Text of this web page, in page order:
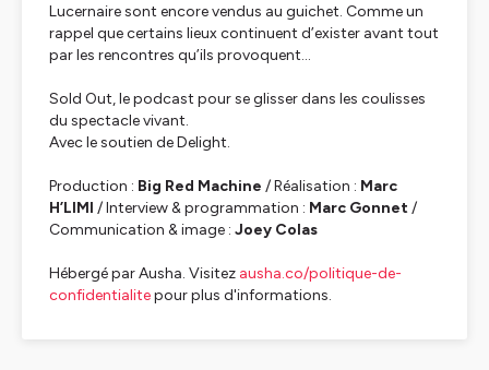
Lucernaire sont encore vendus au guichet. Comme un
rappel que certains lieux continuent d’exister avant tout
par les rencontres qu’ils provoquent...
Sold Out, le podcast pour se glisser dans les coulisses
du spectacle vivant.
Avec le soutien de Delight.
Production : Big Red Machine / Réalisation : Marc
H’LIMI / Interview & programmation : Marc Gonnet/
Communication & image : Joey Colas
Hébergé par Ausha. Visitez ausha.co/politique-de-
confidentialitepour plus d'informations.